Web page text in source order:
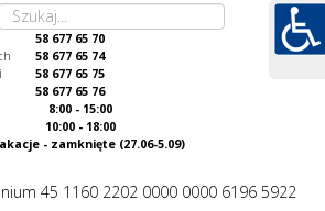
58 677 65 70
58 677 65 74
58 677 65 75
58 677 65 76
8:00 - 15:00
10:00 - 18:00
- zamknięte (27.06-5.09)
45 1160 2202 0000 0000 6196 5922